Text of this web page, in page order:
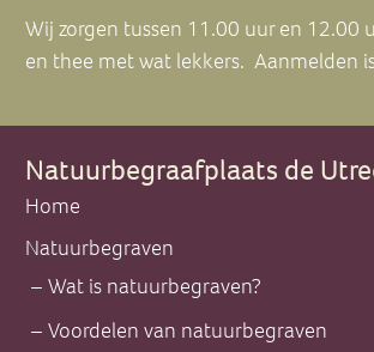
Wij zorgen tussen 11.00 uur en 12.00
en thee met wat lekkers. Aanmelden
Natuurbegraafplaats de
Home
Natuurbegraven
Wat is natuurbegraven?
Voordelen van natuurbegraven